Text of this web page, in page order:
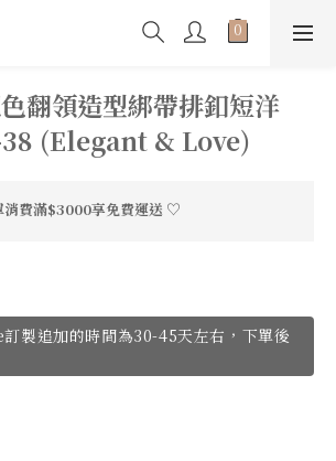
翻領造型綁帶排釦短洋
(Elegant & Love)
費滿$3000享免費運送 ♡
製追加的時間為30-45天左右，下單後